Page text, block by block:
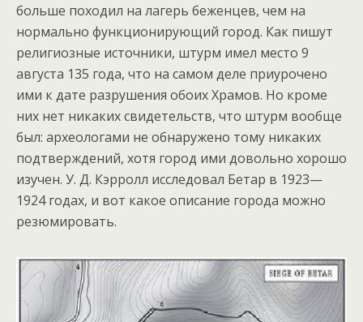
больше походил на лагерь беженцев, чем на
нормально функционирующий город. Как пишут
религиозные источники, штурм имел место 9
августа 135 года, что на самом деле приурочено
ими к дате разрушения обоих Храмов. Но кроме
них нет никаких свидетельств, что штурм вообще
был: археологами не обнаружено тому никаких
подтверждений, хотя город ими довольно хорошо
изучен. У. Д. Кэрролл исследовал Бетар в 1923—
1924 годах, и вот какое описание города можно
резюмировать.